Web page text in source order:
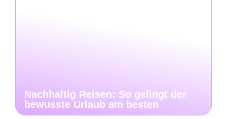
Nachhaltig Reisen: So gelingt der
bewusste Urlaub am besten